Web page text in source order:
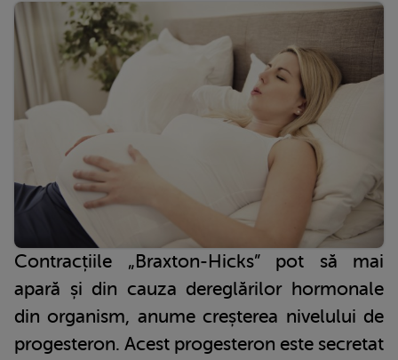
Contracțiile „Braxton-Hicks” pot să mai
apară și din cauza dereglărilor hormonale
din organism, anume creșterea nivelului de
progesteron. Acest progesteron este secretat